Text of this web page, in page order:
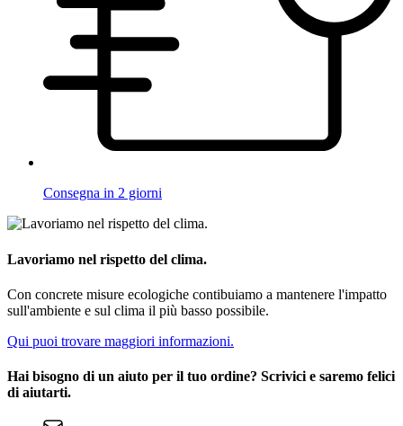
Consegna in 2 giorni
Lavoriamo nel rispetto del clima.
Con concrete misure ecologiche contibuiamo a mantenere l'impatto
sull'ambiente e sul clima il più basso possibile.
Qui puoi trovare maggiori informazioni.
Hai bisogno di un aiuto per il tuo ordine? Scrivici e saremo felici
di aiutarti.